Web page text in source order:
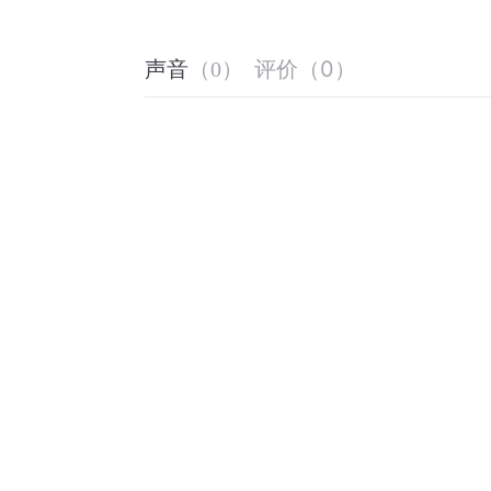
声音 （0） 评价 （0 ）